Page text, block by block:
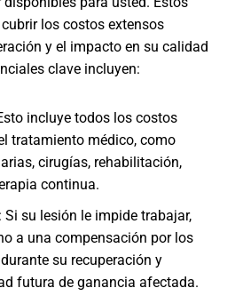
los costos extensos
y el impacto en su calidad
clave incluyen:
incluye todos los costos
tratamiento médico, como
cirugías, rehabilitación,
continua.
: Si su lesión le impide trabajar,
a una compensación por los
su recuperación y
futura de ganancia afectada.